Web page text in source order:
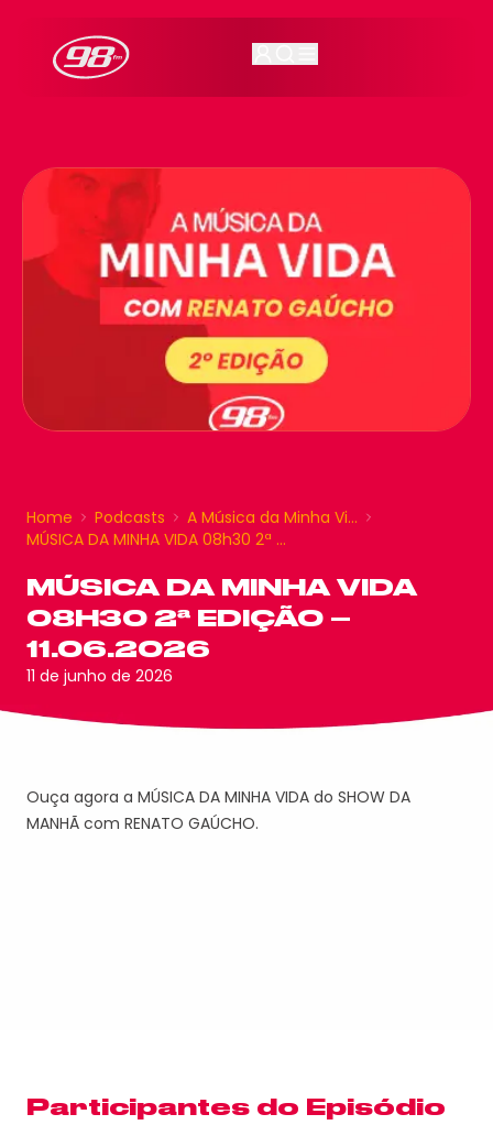
98FM Curitiba
Home Podcasts
A Música da Minha Vi…
MÚSICA DA MINHA VIDA 08h30 2ª …
MÚSICA DA MINHA VIDA
08H30 2ª EDIÇÃO –
11.06.2026
11 de junho de 2026
Ouça agora a MÚSICA DA MINHA VIDA do SHOW DA
MANHÃ com RENATO GAÚCHO.
Participantes do Episódio